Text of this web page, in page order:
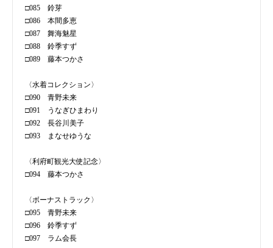
□085 鈴芽
□086 本間多恵
□087 舞海魅星
□088 鈴季すず
□089 藤本つかさ
〈水着コレクション〉
□090 青野未来
□091 うなぎひまわり
□092 長谷川美子
□093 まなせゆうな
〈利府町観光大使記念〉
□094 藤本つかさ
〈ボーナストラック〉
□095 青野未来
□096 鈴季すず
□097 ラム会長